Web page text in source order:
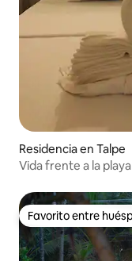
Residencia en Talpe
Vida frente a la
Favorito entre
Favorito entre